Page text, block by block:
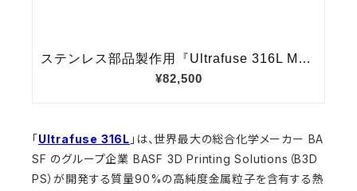
「Ultrafuse 316L 」は、世界最大の総合化学メーカー BA
SF のグループ企業 BASF 3D Printing Solutions（B3D
PS）が開発する質量90%の高純度金属粒子を含有する熱